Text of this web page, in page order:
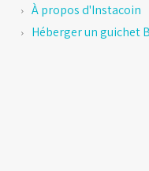
À propos d'Instacoin
Héberger un guichet